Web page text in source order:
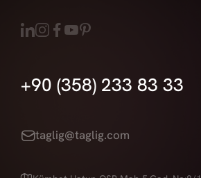
+90 (358) 233 83 33
taglig@taglig.com